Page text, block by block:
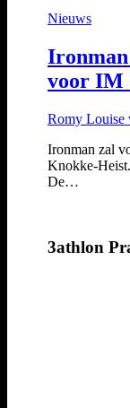
Nieuws
voor IM
Romy Louise
Ironman zal
Knokke-
De…
3athlon